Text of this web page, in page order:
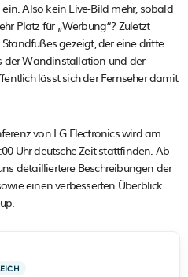
Also kein Live-Bild mehr, sobald
Platz für „Werbung“? Zuletzt
gezeigt, der eine dritte
Wandinstallation und der
lässt sich der Fernseher damit
von LG Electronics wird am
Uhr deutsche Zeit stattfinden. Ab
detailliertere Beschreibungen der
einen verbesserten Überblick